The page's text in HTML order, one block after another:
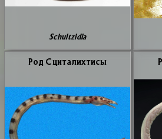
Schultzidia
Род Сци­та­лих­ти­сы